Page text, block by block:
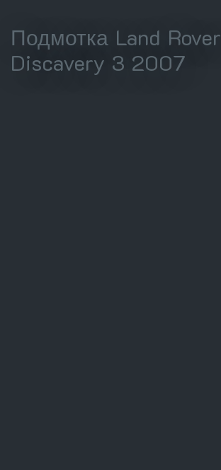
Подмотка Land Rover
Discavery 3 2007